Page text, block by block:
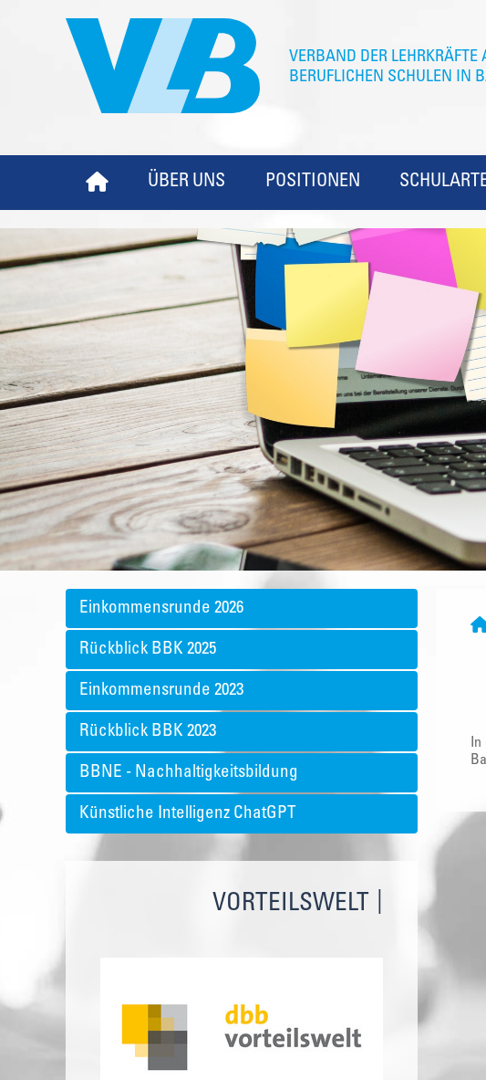
ÜBER UNS POSITIONEN
Einkommensrunde 2026
Rückblick BBK 2025
Einkommensrunde 2023
Rückblick BBK 2023
BBNE - Nachhaltigkeitsbildung
Künstliche Intelligenz ChatGPT
VORTEILSWELT
In